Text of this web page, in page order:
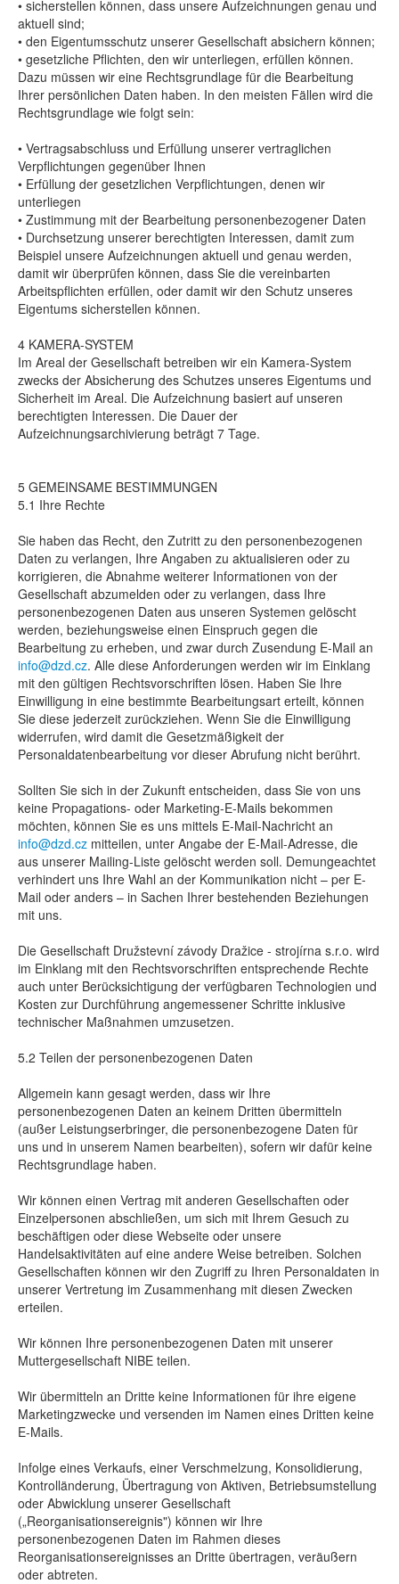
• sicherstellen können, dass unsere Aufzeichnungen genau und
aktuell sind;
• den Eigentumsschutz unserer Gesellschaft absichern können;
• gesetzliche Pflichten, den wir unterliegen, erfüllen können.
Dazu müssen wir eine Rechtsgrundlage für die Bearbeitung
Ihrer persönlichen Daten haben. In den meisten Fällen wird die
Rechtsgrundlage wie folgt sein:
• Vertragsabschluss und Erfüllung unserer vertraglichen
Verpflichtungen gegenüber Ihnen
• Erfüllung der gesetzlichen Verpflichtungen, denen wir
unterliegen
• Zustimmung mit der Bearbeitung personenbezogener Daten
• Durchsetzung unserer berechtigten Interessen, damit zum
Beispiel unsere Aufzeichnungen aktuell und genau werden,
damit wir überprüfen können, dass Sie die vereinbarten
Arbeitspflichten erfüllen, oder damit wir den Schutz unseres
Eigentums sicherstellen können.
4 KAMERA-SYSTEM
Im Areal der Gesellschaft betreiben wir ein Kamera-System
zwecks der Absicherung des Schutzes unseres Eigentums und
Sicherheit im Areal. Die Aufzeichnung basiert auf unseren
berechtigten Interessen. Die Dauer der
Aufzeichnungsarchivierung beträgt 7 Tage.
5 GEMEINSAME BESTIMMUNGEN
5.1 Ihre Rechte
Sie haben das Recht, den Zutritt zu den personenbezogenen
Daten zu verlangen, Ihre Angaben zu aktualisieren oder zu
korrigieren, die Abnahme weiterer Informationen von der
Gesellschaft abzumelden oder zu verlangen, dass Ihre
personenbezogenen Daten aus unseren Systemen gelöscht
werden, beziehungsweise einen Einspruch gegen die
Bearbeitung zu erheben, und zwar durch Zusendung E-Mail an
info@dzd.cz. Alle diese Anforderungen werden wir im Einklang
mit den gültigen Rechtsvorschriften lösen. Haben Sie Ihre
Einwilligung in eine bestimmte Bearbeitungsart erteilt, können
Sie diese jederzeit zurückziehen. Wenn Sie die Einwilligung
widerrufen, wird damit die Gesetzmäßigkeit der
Personaldatenbearbeitung vor dieser Abrufung nicht berührt.
Sollten Sie sich in der Zukunft entscheiden, dass Sie von uns
keine Propagations- oder Marketing-E-Mails bekommen
möchten, können Sie es uns mittels E-Mail-Nachricht an
info@dzd.cz mitteilen, unter Angabe der E-Mail-Adresse, die
aus unserer Mailing-Liste gelöscht werden soll. Demungeachtet
verhindert uns Ihre Wahl an der Kommunikation nicht – per E-
Mail oder anders – in Sachen Ihrer bestehenden Beziehungen
mit uns.
Die Gesellschaft Družstevní závody Dražice - strojírna s.r.o. wird
im Einklang mit den Rechtsvorschriften entsprechende Rechte
auch unter Berücksichtigung der verfügbaren Technologien und
Kosten zur Durchführung angemessener Schritte inklusive
technischer Maßnahmen umzusetzen.
5.2 Teilen der personenbezogenen Daten
Allgemein kann gesagt werden, dass wir Ihre
personenbezogenen Daten an keinem Dritten übermitteln
(außer Leistungserbringer, die personenbezogene Daten für
uns und in unserem Namen bearbeiten), sofern wir dafür keine
Rechtsgrundlage haben.
Wir können einen Vertrag mit anderen Gesellschaften oder
Einzelpersonen abschließen, um sich mit Ihrem Gesuch zu
beschäftigen oder diese Webseite oder unsere
Handelsaktivitäten auf eine andere Weise betreiben. Solchen
Gesellschaften können wir den Zugriff zu Ihren Personaldaten in
unserer Vertretung im Zusammenhang mit diesen Zwecken
erteilen.
Wir können Ihre personenbezogenen Daten mit unserer
Muttergesellschaft NIBE teilen.
Wir übermitteln an Dritte keine Informationen für ihre eigene
Marketingzwecke und versenden im Namen eines Dritten keine
E-Mails.
Infolge eines Verkaufs, einer Verschmelzung, Konsolidierung,
Kontrolländerung, Übertragung von Aktiven, Betriebsumstellung
oder Abwicklung unserer Gesellschaft
(„Reorganisationsereignis") können wir Ihre
personenbezogenen Daten im Rahmen dieses
Reorganisationsereignisses an Dritte übertragen, veräußern
oder abtreten.